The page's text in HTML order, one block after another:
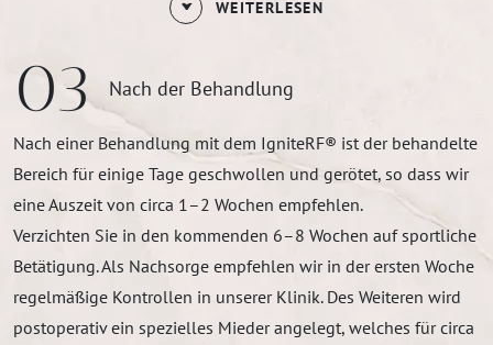
von Haut und Bindegewebe, wodurch sich diese unmittelbar
Fibroblasten stimuliert, was über Wochen und Monate hinweg
die körpereigene Produktion von Kollagen, Elastin und
Hyaluronsäure anregt. Das Ergebnis ist eine sichtbare
Rekonturierung und Volumenstraffung – ideal für Bereiche
mit beginnender Erschlaffung, wie etwa die Kinnlinie, den
Hals, die Oberarme, den Unterbauch oder die Kniepartien.
WEITERLESEN
03 Nach der Behandlung
Nach einer Behandlung mit dem IgniteRF® ist der behandelte
Bereich für einige Tage geschwollen und gerötet, so dass wir
eine Auszeit von circa 1–2 Wochen empfehlen.
Verzichten Sie in den kommenden 6–8 Wochen auf sportliche
Betätigung. Als Nachsorge empfehlen wir in der ersten Woche
regelmäßige Kontrollen in unserer Klinik. Des Weiteren wird
postoperativ ein spezielles Mieder angelegt, welches für circa